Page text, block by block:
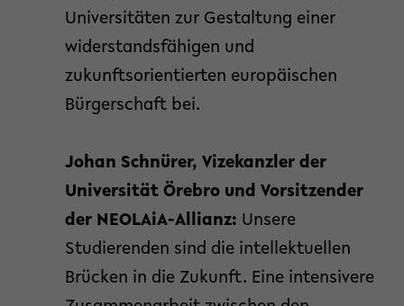
Universitäten zur Gestaltung einer
widerstandsfähigen und
zukunftsorientierten europäischen
Bürgerschaft bei.
Johan Schnürer, Vizekanzler der
Universität Örebro und Vorsitzender
der NEOLAiA-Allianz: Unsere
Studierenden sind die intellektuellen
Brücken in die Zukunft. Eine intensivere